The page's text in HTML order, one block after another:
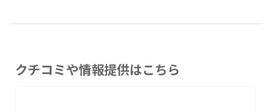
クチコミや情報提供はこちら